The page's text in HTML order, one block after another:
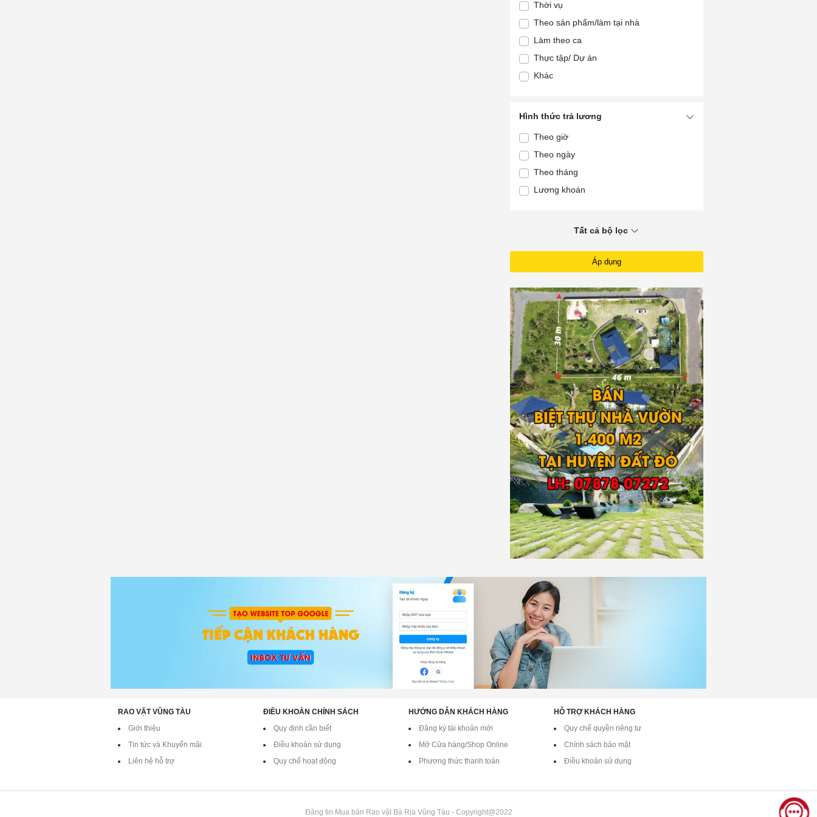
Hành chính/Thư ký/Trợ lý
Tài chính/Kế toán/Kiểm toán
Thợ Dệt/May/Da giày
Thợ sửa chữa các loại
Thợ sắt/hàn/cơ khí
Thợ xây/Thợ hồ
Thời vụ
Theo sản phẩm/làm tại nhà
Làm theo ca
Thực tập/ Dự án
Khác
Hình thức trả lương
Theo giờ
Theo ngày
Theo tháng
Lương khoán
Tất cả bộ lọc
Áp dụng
RAO VẶT VŨNG TÀU
Giới thiệu
Tin tức và Khuyến mãi
Liên hệ hỗ trợ
ĐIỀU KHOẢN CHÍNH SÁCH
Quy định cần biết
Điều khoản sử dụng
Quy chế hoạt động
HƯỚNG DẪN KHÁCH HÀNG
Đăng ký tài khoản mới
Mở Cửa hàng/Shop Online
Phương thức thanh toán
HỖ TRỢ KHÁCH HÀNG
Quy chế quyền riêng tư
Chính sách bảo mật
Điều khoản sử dụng
Đăng tin Mua bán Rao vặt Bà Rịa Vũng Tàu - Copyright@2022